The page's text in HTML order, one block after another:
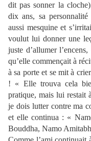
dit pas sonner la
dix ans, sa
aussi mesquine et
voulut lui donner une
juste d’allumer
qu’elle commençait à
à sa porte et se mit à
! « Elle trouva cela
pratique, mais lui restait
je dois lutter contre ma
et elle continua : «
Bouddha, Namo